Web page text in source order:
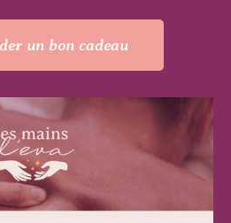
un bon cadeau